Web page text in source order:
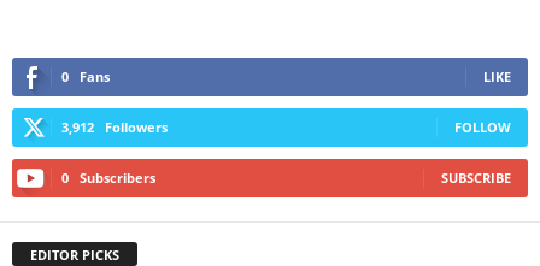
0 Fans LIKE
3,912 Followers FOLLOW
0 Subscribers SUBSCRIBE
EDITOR PICKS